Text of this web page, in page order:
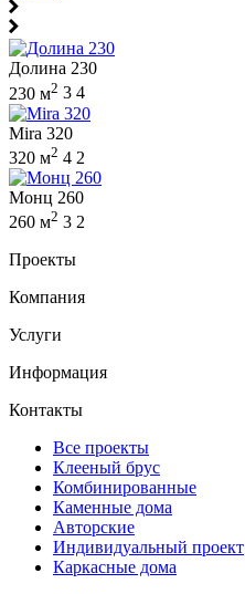
Долина 230
230 м2 3 4
Mira 320
320 м2 4 2
Монц 260
260 м2 3 2
Проекты
Компания
Услуги
Информация
Контакты
Все проекты
Клееный брус
Комбинированные
Каменные дома
Авторские
Индивидуальный проект
Каркасные дома